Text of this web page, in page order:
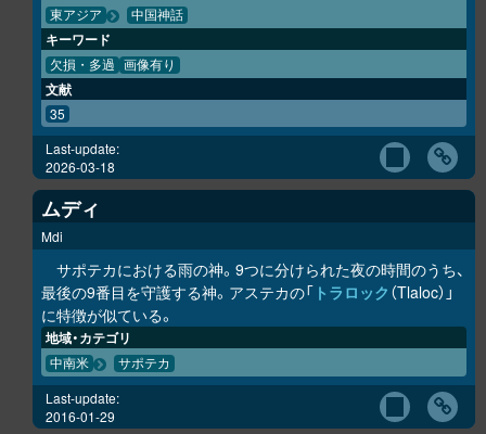
東アジア 中国神話
キーワード
欠損・多過 画像有り
文献
35
Last-update:
2026-03-18
ムディ
Mdi
サポテカにおける雨の神。9つに分けられた夜の時間のうち、
最後の9番目を守護する神。アステカの「 トラロック （Tlaloc）」
に特徴が似ている。
地域・カテゴリ
中南米 サポテカ
Last-update:
2016-01-29